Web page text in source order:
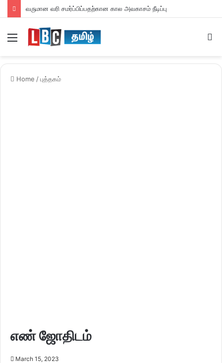
வருமான வரி சமர்ப்பிப்பதற்கான கால அவகாசம் நீடிப்பு
Home /புத்தகம்
எண் ஜோதிடம்
March 15, 2023